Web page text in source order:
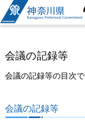
神奈川県
会議の記録等
会議の記録等の目次で
会議の記録等